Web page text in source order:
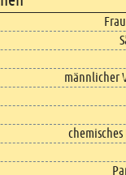
männlicher